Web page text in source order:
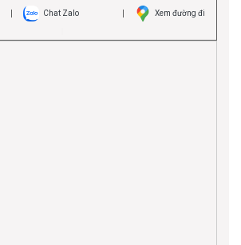
Chat Zalo Xem đường đi